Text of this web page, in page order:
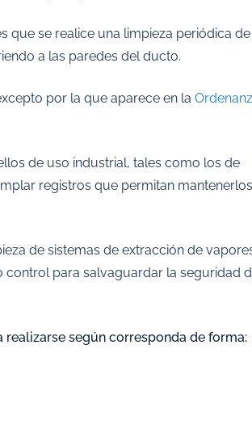
se realice una limpieza periódica de
a las paredes del ducto.
por la que aparece en la
de uso industrial, tales como los de
registros que permitan mantenerlos
de sistemas de extracción de
control para salvaguardar la seguridad
según corresponda de forma: